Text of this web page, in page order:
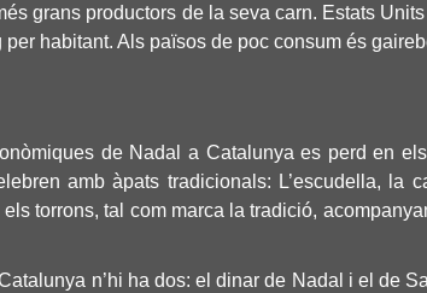
grans productors de la seva carn. Estats
habitant. Als països de poc consum és
de Nadal a Catalunya es perd en
amb àpats tradicionals: L’escudella, la
torrons, tal com marca la tradició,
n’hi ha dos: el dinar de Nadal i el de